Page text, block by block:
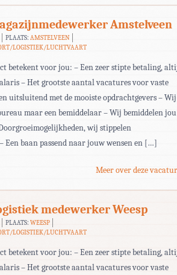
Amstelveen
PLAATS: AMSTELVEEN
LOGISTIEK/LUCHTVAART
betekent voor jou: – Een zeer stipte betaling,
– Het grootste aantal vacatures voor vaste
uitsluitend met de mooiste opdrachtgevers – Wij
maar een bemiddelaar – Wij bemiddelen jou
wij stippelen
baan passend naar jouw wensen en […]
Meer over deze
medewerker Weesp
PLAATS: WEESP
LOGISTIEK/LUCHTVAART
betekent voor jou: – Een zeer stipte betaling,
– Het grootste aantal vacatures voor vaste